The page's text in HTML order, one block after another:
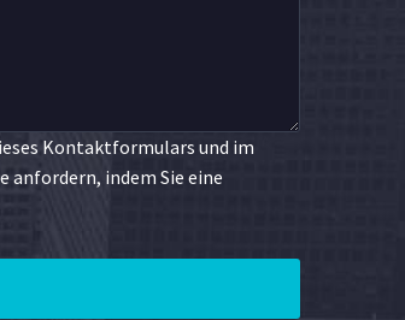
Kontaktformulars und im
anfordern, indem Sie eine